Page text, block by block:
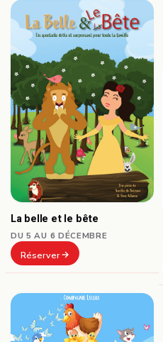
La belle et le bête
DU 5 AU 6 DÉCEMBRE
Réserver